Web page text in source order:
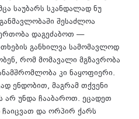
საუბარს სკანდალად ნუ
შესაძლოა
დაგეძაბოთ —
განხილვა სამომავლოდ
რომ მომავალი მგზავრობა
კი ნაყოფიერი.
ენდობით, მაგრამ თქვენი
არ უნდა ჩააბაროთ. ეცადეთ
ჩაიცვათ და ორპირ ქარს